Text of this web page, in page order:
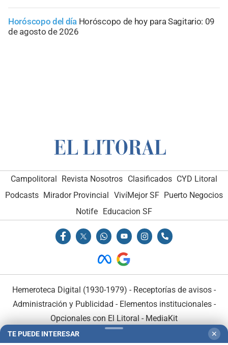
Horóscopo del día Horóscopo de hoy para Sagitario: 09
de agosto de 2026
Campolitoral Revista Nosotros Clasificados CYD Litoral
Podcasts Mirador Provincial VivíMejor SF Puerto Negocios
Notife Educacion SF
Hemeroteca Digital (1930-1979) - Receptorías de avisos -
Administración y Publicidad - Elementos institucionales-
Opcionales con El Litoral - MediaKit
TE PUEDE INTERESAR ✕